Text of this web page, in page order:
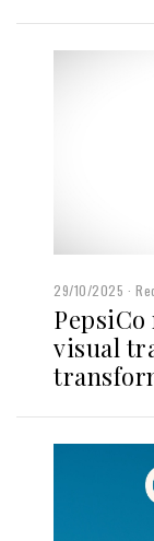
29/10/2025
visual